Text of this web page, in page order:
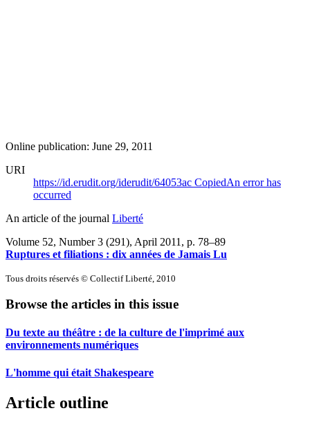
Online publication: June 29, 2011
URI
https://id.erudit.org/iderudit/64053ac CopiedAn error has
occurred
An article of the journal Liberté
Volume 52, Number 3 (291), April 2011 , p. 78–89
Ruptures et filiations : dix années de Jamais Lu
Tous droits réservés © Collectif Liberté, 2010
Browse the articles in this issue
Du texte au théâtre : de la culture de l'imprimé aux
environnements numériques
L'homme qui était Shakespeare
Article outline